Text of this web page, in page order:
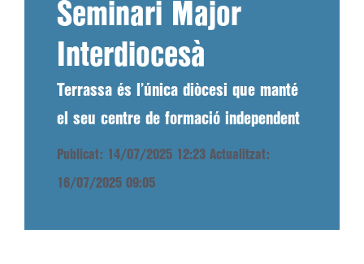
Seminari Major
Interdiocesà
Terrassa és l’única diòcesi que manté
el seu centre de formació independent
Publicat: 14/07/2025 12:23 Actualitzat:
16/07/2025 09:05